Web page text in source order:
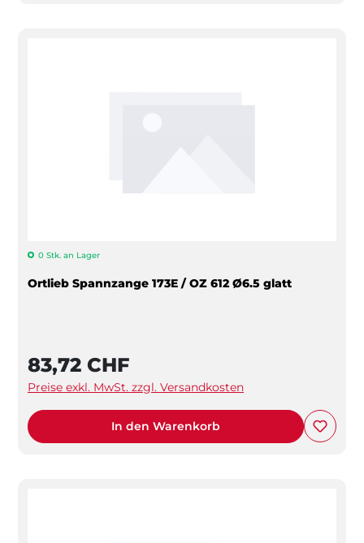
0 Stk. an Lager
Ortlieb Spannzange 173E / OZ 612 Ø6.5 glatt
83,72 CHF
Preise exkl. MwSt. zzgl. Versandkosten
In den Warenkorb